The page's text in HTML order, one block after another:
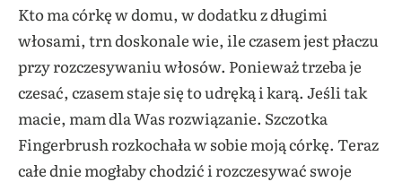
Kto ma córkę w domu, w dodatku z długimi
włosami, trn doskonale wie, ile czasem jest płaczu
przy rozczesywaniu włosów. Ponieważ trzeba je
czesać, czasem staje się to udręką i karą. Jeśli tak
macie, mam dla Was rozwiązanie. Szczotka
Fingerbrush rozkochała w sobie moją córkę. Teraz
całe dnie mogłaby chodzić i rozczesywać swoje